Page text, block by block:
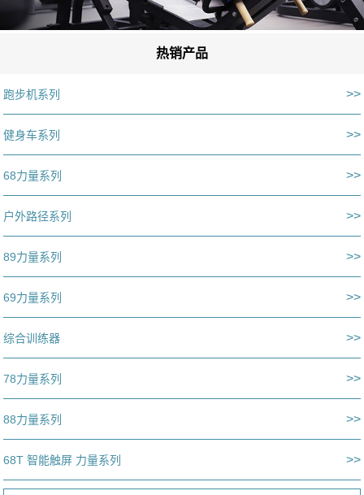
热销产品
跑步机系列 >>
健身车系列 >>
68力量系列 >>
户外路径系列 >>
89力量系列 >>
69力量系列 >>
综合训练器 >>
78力量系列 >>
88力量系列 >>
68T 智能触屏 力量系列 >>